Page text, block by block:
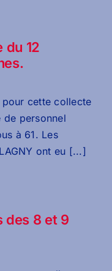
du 12
pour cette collecte
de personnel
à 61. Les
ont eu [...]
des 8 et 9